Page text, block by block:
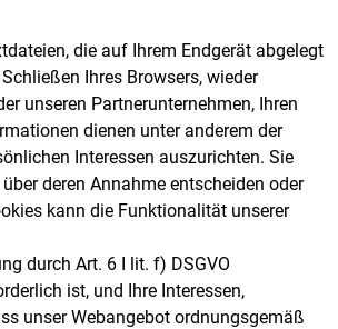
die auf Ihrem Endgerät abgelegt
Ihres Browsers, wieder
unseren Partnerunternehmen, Ihren
dienen unter anderem der
Interessen auszurichten. Sie
deren Annahme entscheiden oder
kann die Funktionalität unserer
durch Art. 6 I lit. f) DSGVO
ist, und Ihre Interessen,
unser Webangebot ordnungsgemäß